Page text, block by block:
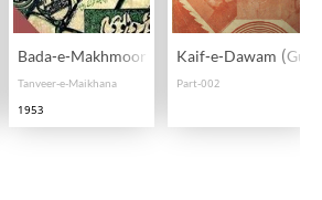
Bada-e-Makhmoor
Tanveer-e-Maikhana
1953
Kaif-e-Dawam
Part-002